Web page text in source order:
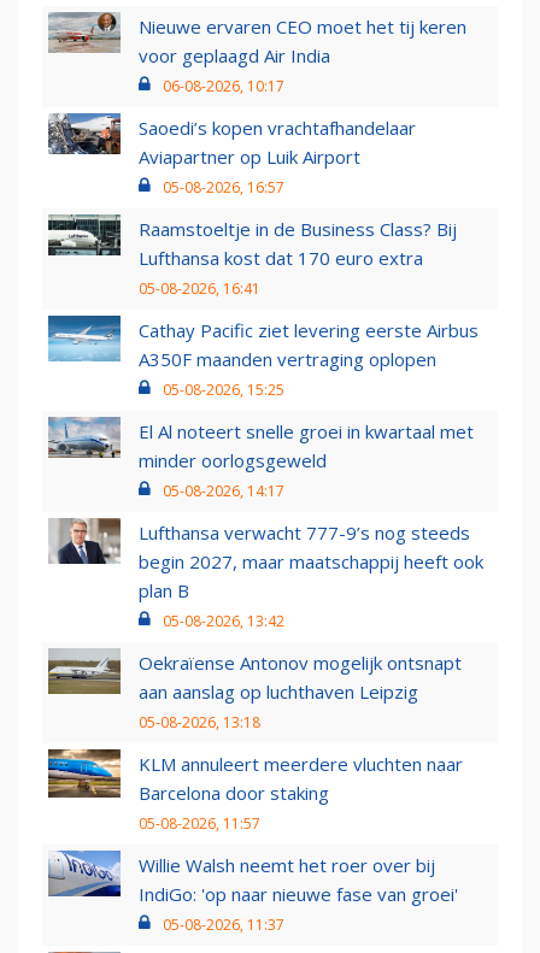
Nieuwe ervaren CEO moet het tij keren
voor geplaagd Air India
06-08-2026, 10:17
Saoedi’s kopen vrachtafhandelaar
Aviapartner op Luik Airport
05-08-2026, 16:57
Raamstoeltje in de Business Class? Bij
Lufthansa kost dat 170 euro extra
05-08-2026, 16:41
Cathay Pacific ziet levering eerste Airbus
A350F maanden vertraging oplopen
05-08-2026, 15:25
El Al noteert snelle groei in kwartaal met
minder oorlogsgeweld
05-08-2026, 14:17
Lufthansa verwacht 777-9’s nog steeds
begin 2027, maar maatschappij heeft ook
plan B
05-08-2026, 13:42
Oekraïense Antonov mogelijk ontsnapt
aan aanslag op luchthaven Leipzig
05-08-2026, 13:18
KLM annuleert meerdere vluchten naar
Barcelona door staking
05-08-2026, 11:57
Willie Walsh neemt het roer over bij
IndiGo: 'op naar nieuwe fase van groei'
05-08-2026, 11:37